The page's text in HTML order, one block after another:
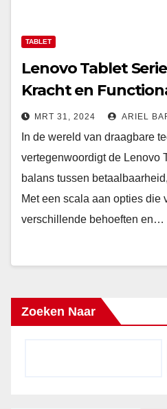
TABLET
Lenovo Tablet
Kracht en
MRT 31, 2024 ARIEL
In de wereld van draagbare
vertegenwoordigt de Lenovo
balans tussen
Met een scala aan opties die
verschillende behoeften en…
Zoeken Naar